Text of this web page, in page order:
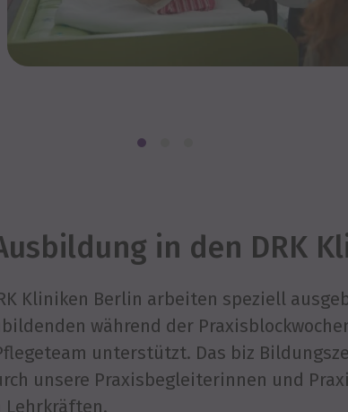
in den DRK
Kliniken Berlin arbeiten speziell
während der
unterstützt. Das biz
unsere Praxisbegleiterinnen und
Lehrkräften.